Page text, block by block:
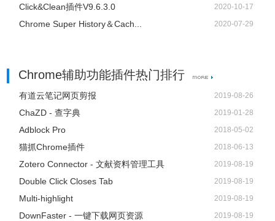
Click&Clean插件V9.6.3.0 2020-10-17
Chrome Super History＆Cach... 2020-07-29
Chrome辅助功能插件热门排行
有道云笔记网页剪报 2019-08-26
ChaZD - 查字典 2019-01-28
Adblock Pro 2018-05-02
猫抓Chrome插件 2018-06-13
Zotero Connector - 文献资料管理工具 2019-08-19
Double Click Closes Tab 2019-08-19
Multi-highlight 2019-08-19
DownFaster - 一键下载网页资源 2019-08-19